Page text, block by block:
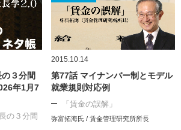
３分間
年1月7
の３分間
2015.10.14
第77話 マイナンバー制とモデル
就業規則対応例
「賃金の誤解」
弥富拓海氏 / 賃金管理研究所所長